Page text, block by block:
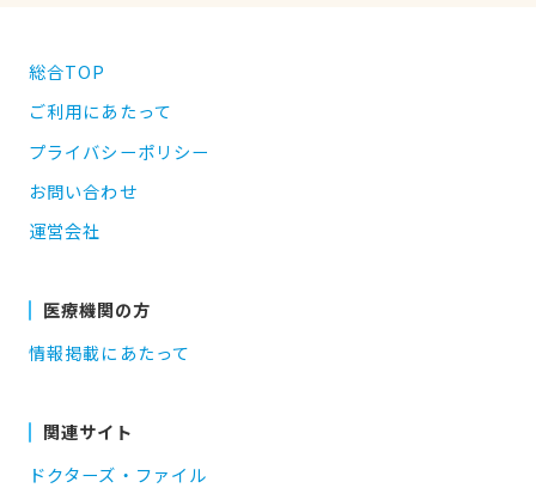
総合TOP
ご利用にあたって
プライバシーポリシー
お問い合わせ
運営会社
医療機関の方
情報掲載にあたって
関連サイト
ドクターズ・ファイル